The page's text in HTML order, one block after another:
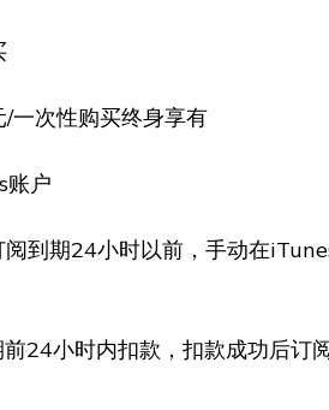
一次性购买终身享有
账户
到期24小时以前，手动在
24小时内扣款，扣款成功后订